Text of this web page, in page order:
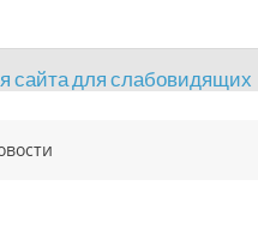
сайта для слабовидящих